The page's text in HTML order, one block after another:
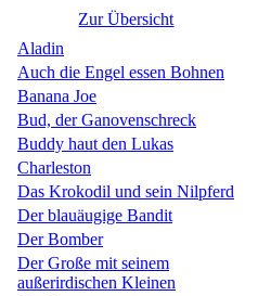
Zur Übersicht
Aladin
Auch die Engel essen Bohnen
Banana Joe
Bud, der Ganovenschreck
Buddy haut den Lukas
Charleston
Das Krokodil und sein Nilpferd
Der blauäugige Bandit
Der Bomber
Der Große mit seinem
außerirdischen Kleinen